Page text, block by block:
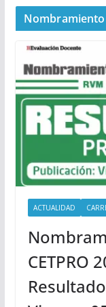
ACTUALIDAD
CETPRO